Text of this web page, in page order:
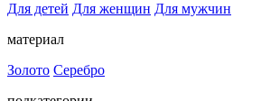
Для детей Для женщин Для мужчин
материал
Золото Серебро